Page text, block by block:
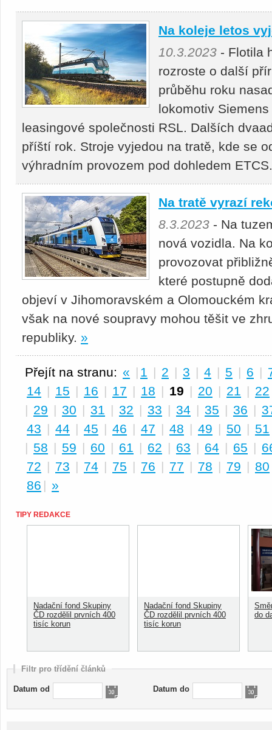
Na koleje letos
10.3.2023 - Flotila
rozroste o další
průběhu roku
lokomotiv
leasingové společnosti RSL. Dalších
příští rok. Stroje vyjedou na tratě, kde se
výhradním provozem pod dohledem ETCS.
Na tratě vyrazí
8.3.2023 - Na
nová vozidla. Na
provozovat
které postupně
objeví v Jihomoravském a Olomouckém
však na nové soupravy mohou těšit ve
republiky. »
Přejít na stranu: « | 1 | 2 | 3 | 4 | 5 | 6 |
14 | 15 | 16 | 17 | 18 | 19 | 20 | 21 | 22
| 29 | 30 | 31 | 32 | 33 | 34 | 35 | 36 |
43 | 44 | 45 | 46 | 47 | 48 | 49 | 50 | 51
| 58 | 59 | 60 | 61 | 62 | 63 | 64 | 65 |
72 | 73 | 74 | 75 | 76 | 77 | 78 | 79 | 80
86 | »
TIPY REDAKCE
Nadační fond Skupiny
ČD rozdělil prvních 400
tisíc korun
Nadační fond Skupiny
ČD rozdělil prvních 400
tisíc korun
do
Filtr pro třídění článků
Datum od Datum do